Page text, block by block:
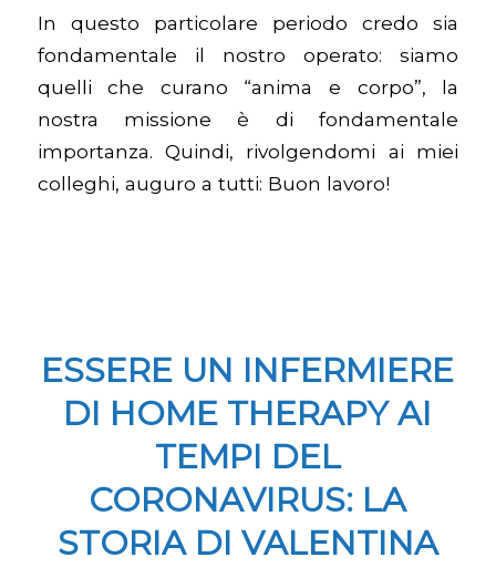
In questo particolare periodo credo sia
fondamentale il nostro operato: siamo
quelli che curano “anima e corpo”, la
nostra missione è di fondamentale
importanza. Quindi, rivolgendomi ai miei
colleghi, auguro a tutti: Buon lavoro!
ESSERE UN INFERMIERE
DI HOME THERAPY AI
TEMPI DEL
CORONAVIRUS: LA
STORIA DI VALENTINA